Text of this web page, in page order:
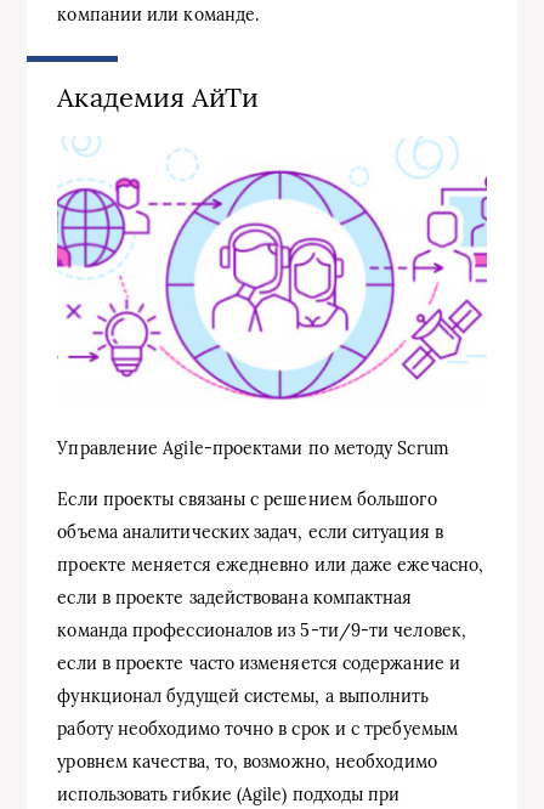
компании или команде.
Академия АйТи
Управление Agile-проектами по методу Scrum
Если проекты связаны с решением большого
объема аналитических задач, если ситуация в
проекте меняется ежедневно или даже ежечасно,
если в проекте задействована компактная
команда профессионалов из 5-ти/9-ти человек,
если в проекте часто изменяется содержание и
функционал будущей системы, а выполнить
работу необходимо точно в срок и с требуемым
уровнем качества, то, возможно, необходимо
использовать гибкие (Agile) подходы при